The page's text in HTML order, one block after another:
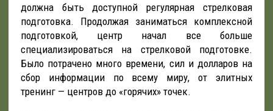
должна быть доступной регулярная стрелковая
подготовка. Продолжая заниматься комплексной
подготовкой, центр начал все больше
специализироваться на стрелковой подготовке.
Было потрачено много времени, сил и долларов на
сбор информации по всему миру, от элитных
тренинг — центров до «горячих» точек.